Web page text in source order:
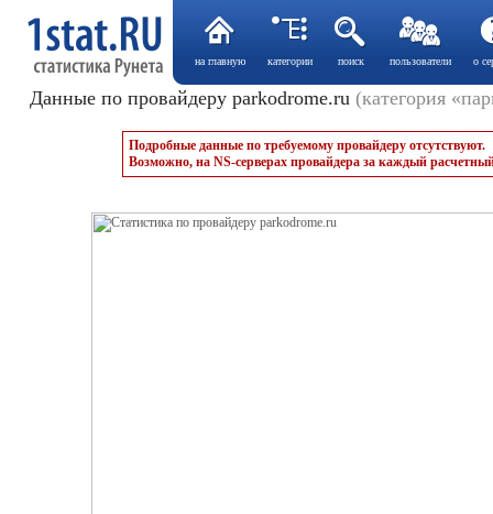
на главную категории поиск пользователи о
Данные по провайдеру parkodrome.ru (категория
Подробные данные по требуемому провайдеру отсутствуют.
Возможно, на NS-серверах провайдера за каждый